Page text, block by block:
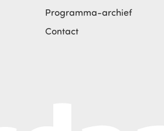
Programma-archief
Contact